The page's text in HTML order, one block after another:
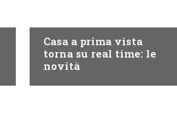
Casa a prima vista
torna su real time: le
novità